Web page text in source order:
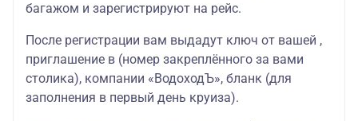
багажом и зарегистрируют на рейс.
После регистрации вам выдадут ключ от вашей ,
приглашение в (номер закреплённого за вами
столика), компании «ВодоходЪ», бланк (для
заполнения в первый день круиза).